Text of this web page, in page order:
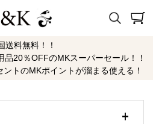
送料無料！！
20％OFFのMKスーパーセール！！
トのMKポイントが溜まる使える！